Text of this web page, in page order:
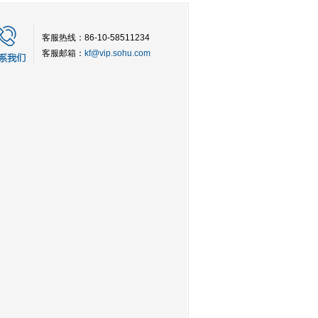
客服热线：86-10-58511234
客服邮箱： kf@vip.sohu.com